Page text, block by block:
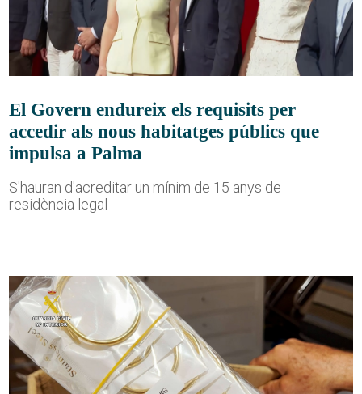
El Govern endureix els requisits per
accedir als nous habitatges públics que
impulsa a Palma
S'hauran d'acreditar un mínim de 15 anys de
residència legal